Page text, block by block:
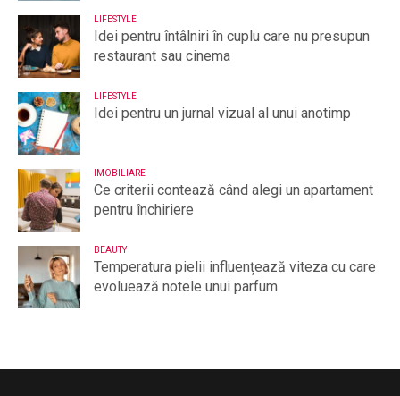
LIFESTYLE
Idei pentru întâlniri în cuplu care nu presupun
restaurant sau cinema
LIFESTYLE
Idei pentru un jurnal vizual al unui anotimp
IMOBILIARE
Ce criterii contează când alegi un apartament
pentru închiriere
BEAUTY
Temperatura pielii influențează viteza cu care
evoluează notele unui parfum